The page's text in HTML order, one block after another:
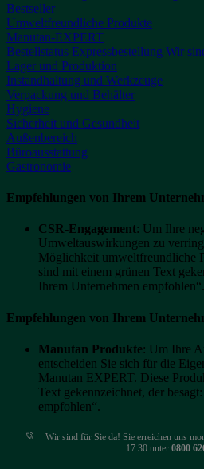
Bestseller
Umweltfreundliche Produkte
Manutan-EXPERT
Bestellstatus Expressbestellung Wir
Lager und Produktion
Instandhaltung und Werkzeuge
Verpackung und Behälter
Hygiene
Sicherheit und Gesundheit
Außenbereich
Büroausstattung
Gastronomie
Empfehlungen von Ihrem
CSR-Engagement: Um Ihre
Umweltauswirkungen zu
Möglichkeit umweltfreundliche
sind mit einem grünen Text
Ihrem Unternehmen empfohlen“.
Empfehlungen von Ihrem
Manutan Produkte: Um Ihre
entscheiden Sie sich für die
Manutan EXPERT. Diese
Text gekennzeichnet, der
empfohlen“.
Wir sind für Sie da! Sie erreichen uns
17:30 unter 0800